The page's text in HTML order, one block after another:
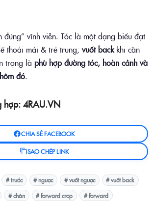
đúng” vĩnh viễn. Tóc là một dạng biểu đạt
thoải mái & trẻ trung;vuốt backkhi cần
trọng là phù hợp đường tóc, hoàn cảnh và
đó.
hợp: 4RAU.VN
CHIA SẺ FACEBOOK
SAO CHÉP LINK
# trước # ngược # vuốt ngược
# vuốt back
# chân # forward crop # forward